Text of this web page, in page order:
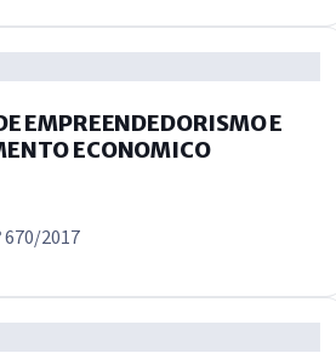
EMPREENDEDORISMO E
ECONOMICO
2017